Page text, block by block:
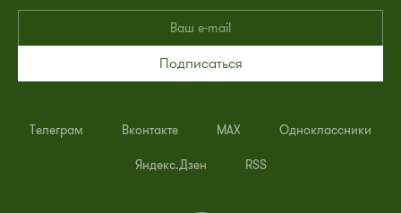
Подписаться
Телеграм Вконтакте MAX Одноклассники
Яндекс.Дзен RSS